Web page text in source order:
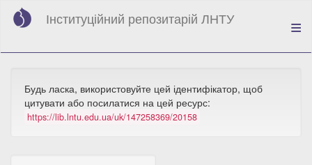
Перейти
вмісту
Інституційний репозитарій ЛНТУ
Будь ласка, використовуйте цей ідентифікатор, щоб
цитувати або посилатися на цей ресурс:
https://lib.lntu.edu.ua/uk/147258369/20158